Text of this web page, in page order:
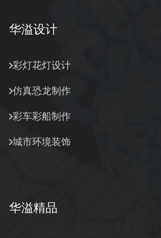
华溢设计
彩灯花灯设计
仿真恐龙制作
彩车彩船制作
城市环境装饰
华溢精品